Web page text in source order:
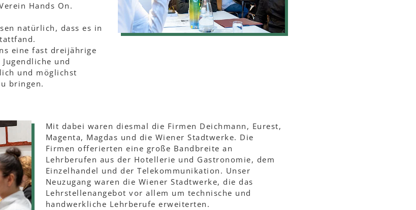
Hands On.
natürlich, dass es in
eine fast dreijährige
und
und möglichst
bringen.
Mit dabei waren diesmal die Firmen Deichmann, Eurest,
Magenta, Magdas und die Wiener Stadtwerke. Die
Firmen offerierten eine große Bandbreite an
Lehrberufen aus der Hotellerie und Gastronomie, dem
Einzelhandel und der Telekommunikation. Unser
Neuzugang waren die Wiener Stadtwerke, die das
Lehrstellenangebot vor allem um technische und
handwerkliche Lehrberufe erweiterten.